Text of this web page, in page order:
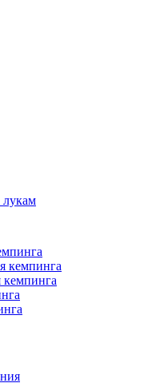
лукам
кемпинга
кемпинга